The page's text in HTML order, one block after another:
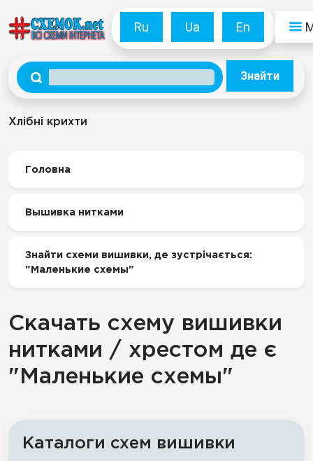
Ru Ua En
Знайти
Хлібні крихти
Головна
Вышивка нитками
Знайти схеми вишивки, де зустрічається:
"Маленькие схемы"
Скачать схему вишивки
нитками / хрестом де є
"Маленькие схемы"
Каталоги схем вишивки